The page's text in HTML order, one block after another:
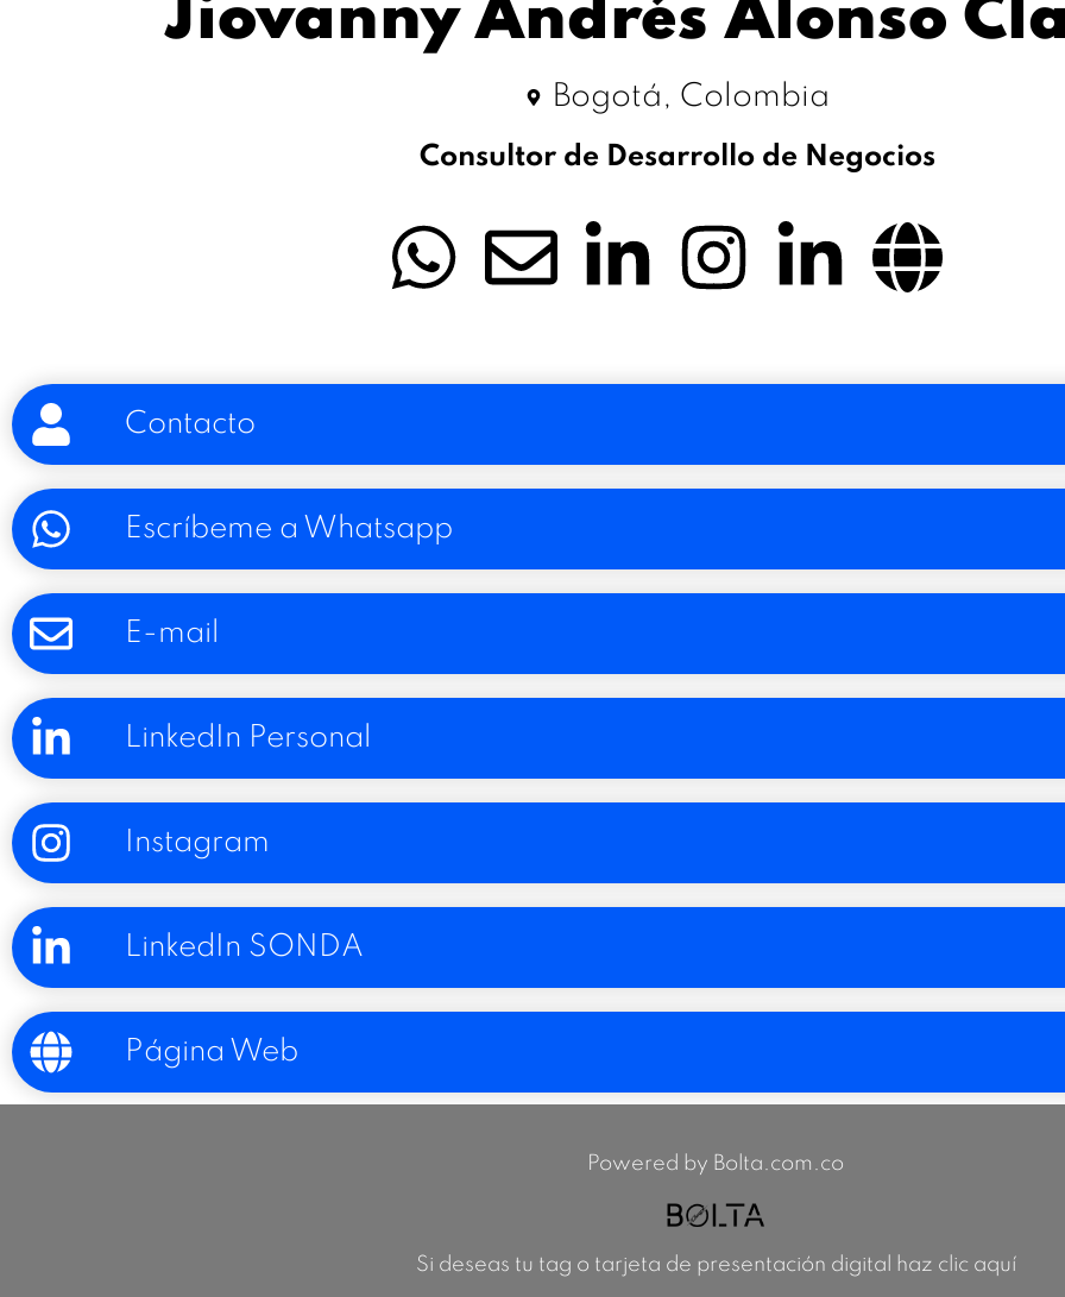
Jiovanny Andrés Alonso
Bogotá, Colombia
Consultor de Desarrollo de Negocios
Contacto
Escríbeme a Whatsapp
E-mail
LinkedIn Personal
Instagram
LinkedIn SONDA
Página Web
Powered by Bolta.com.co
Si deseas tu tag o tarjeta de presentación digital haz clic aquí